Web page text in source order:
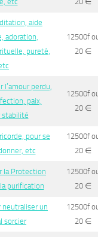
aide
adoration,
pureté,
12500f
20 ∈
l’amour perdu,
paix,
stabilité
12500f
20 ∈
pour se
etc
12500f
20 ∈
la Protection
purification
12500f
20 ∈
neutraliser un
sorcier
12500f
20 ∈